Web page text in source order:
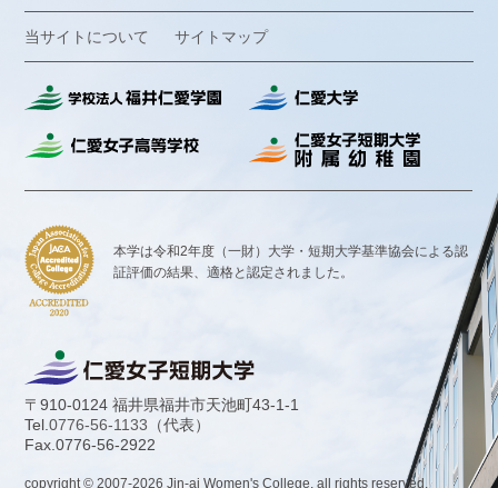
当サイトについて サイトマップ
本学は令和2年度（一財）大学・短期大学基準協会による認
証評価の結果、適格と認定されました。
〒910-0124 福井県福井市天池町43-1-1
Tel.0776-56-1133 （代表）
Fax.0776-56-2922
copyright © 2007-2026 Jin-ai Women's College. all rights reserved.